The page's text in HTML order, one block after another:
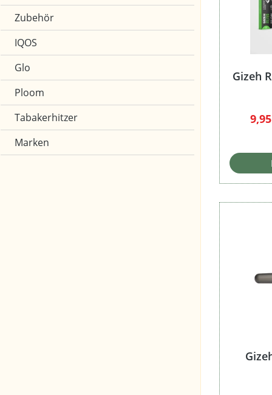
Zubehör
IQOS
Glo
Ploom
Tabakerhitzer
Marken
Gizeh